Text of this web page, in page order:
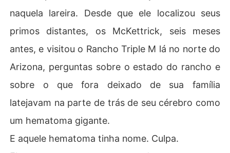
naquela lareira. Desde que ele localizou seus
primos distantes, os McKettrick, seis meses
antes, e visitou o Rancho Triple M lá no norte do
Arizona, perguntas sobre o estado do rancho e
sobre o que fora deixado de sua família
latejavam na parte de trás de seu cérebro como
um hematoma gigante.
E aquele hematoma tinha nome. Culpa.